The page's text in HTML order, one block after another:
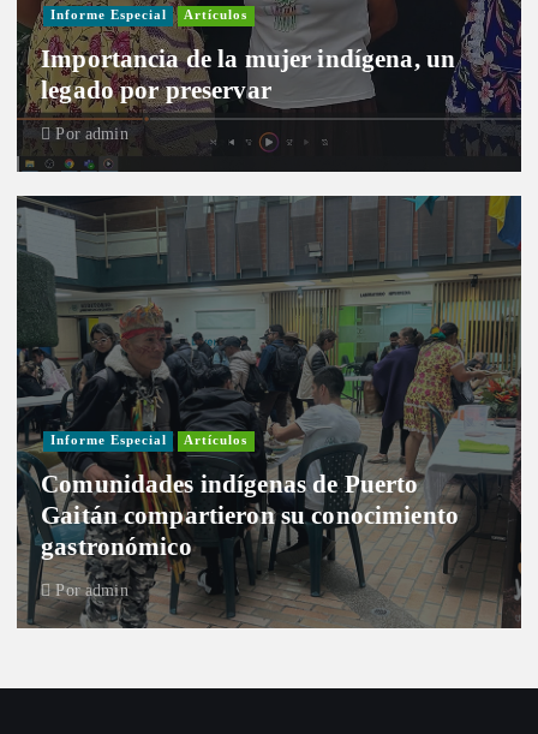
Informe Especial Artículos
Importancia de la mujer indígena, un
legado por preservar
Por admin
Informe Especial Artículos
Comunidades indígenas de Puerto
Gaitán compartieron su conocimiento
gastronómico
Por admin